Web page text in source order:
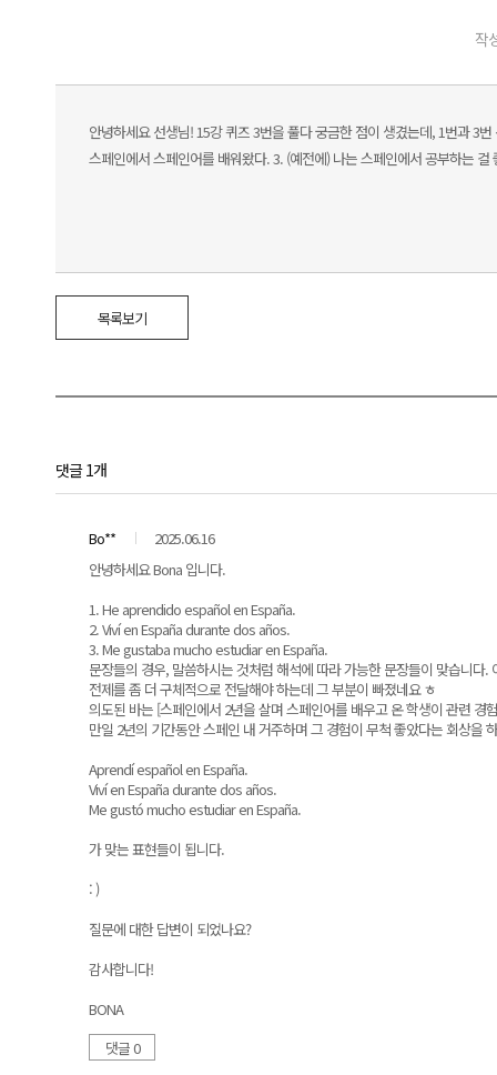
작
안녕하세요 선생님! 15강 퀴즈 3번을 풀다 궁금한 점이 생겼는데, 1번과 3
스페인에서 스페인어를 배워왔다. 3. (예전에) 나는 스페인에서 공부하는
목록보기
댓글 1개
Bo**
2025.06.16
안녕하세요 Bona 입니다.
1. He aprendido español en España.
2. Viví en España durante dos años.
3. Me gustaba mucho estudiar en España.
문장들의 경우, 말씀하시는 것처럼 해석에 따라 가능한 문장들이 맞습니
전제를 좀 더 구체적으로 전달해야 하는데 그 부분이 빠졌네요 ㅎ
의도된 바는 [스페인에서 2년을 살며 스페인어를 배우고 온 학생이 관련
만일 2년의 기간동안 스페인 내 거주하며 그 경험이 무척 좋았다는 회상을
Aprendí español en España.
Viví en España durante dos años.
Me gustó mucho estudiar en España.
가 맞는 표현들이 됩니다.
: )
질문에 대한 답변이 되었나요?
감사합니다!
BONA
댓글 0